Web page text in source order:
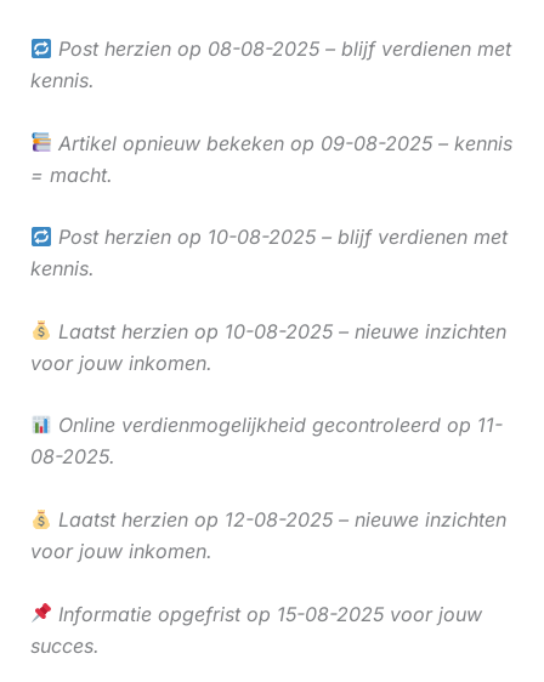
Post herzien op 08-08-2025 – blijf verdienen met
kennis.
Artikel opnieuw bekeken op 09-08-2025 – kennis
= macht.
Post herzien op 10-08-2025 – blijf verdienen met
kennis.
Laatst herzien op 10-08-2025 – nieuwe inzichten
voor jouw inkomen.
Online verdienmogelijkheid gecontroleerd op 11-
08-2025.
Laatst herzien op 12-08-2025 – nieuwe inzichten
voor jouw inkomen.
Informatie opgefrist op 15-08-2025 voor jouw
succes.